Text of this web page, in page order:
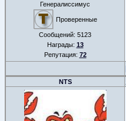
Генералиссимус
Проверенные
Сообщений: 5123
Награды: 13
Репутация: 72
NTS